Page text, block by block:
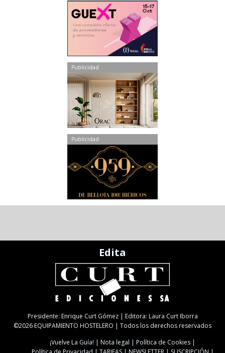
Publicidad
Publicidad
Edita
Presidente: Enrique Curt Gómez | Editora: Laura Curt Iborra
©2026 EQUIPAMIENTO HOSTELERO | Todos los derechos reservados
¡Vuelve La Guía!
Nota legal
Política de Cookies